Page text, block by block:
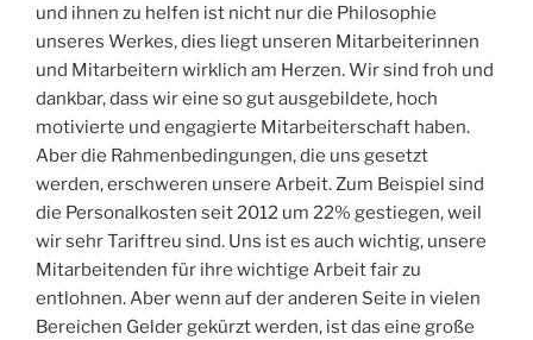
und ihnen zu helfen ist nicht nur die Philosophie
unseres Werkes, dies liegt unseren Mitarbeiterinnen
und Mitarbeitern wirklich am Herzen. Wir sind froh und
dankbar, dass wir eine so gut ausgebildete, hoch
motivierte und engagierte Mitarbeiterschaft haben.
Aber die Rahmenbedingungen, die uns gesetzt
werden, erschweren unsere Arbeit. Zum Beispiel sind
die Personalkosten seit 2012 um 22% gestiegen, weil
wir sehr Tariftreu sind. Uns ist es auch wichtig, unsere
Mitarbeitenden für ihre wichtige Arbeit fair zu
entlohnen. Aber wenn auf der anderen Seite in vielen
Bereichen Gelder gekürzt werden, ist das eine große